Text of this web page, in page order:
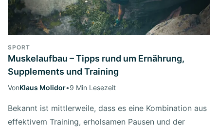
SPORT
Muskelaufbau – Tipps rund um Ernährung,
Supplements und Training
VonKlaus Molidor•9 Min Lesezeit
Bekannt ist mittlerweile, dass es eine Kombination aus
effektivem Training, erholsamen Pausen und der